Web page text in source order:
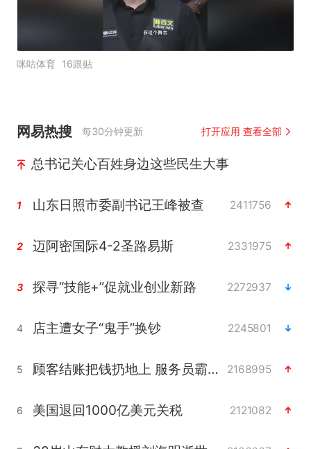
咪咕体育 16跟贴
网易热搜 每30分钟更新 打开应用 查看全部
总书记关心百姓身边这些民生大事
1 山东日照市委副书记王峰被查 2411756
2 迈阿密国际4-2圣路易斯 2331975
3 探寻“技能+”促就业创业新路 2272937
4 店主遭女子“鬼手”换钞 2245801
5 顾客结账把钱扔地上 服务员霸气扔回 2168995
6 美国退回1000亿美元关税 2121082